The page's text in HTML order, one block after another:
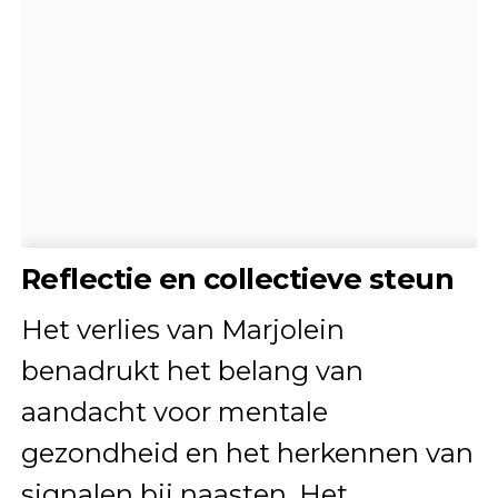
Reflectie en collectieve steun
Het verlies van Marjolein
benadrukt het belang van
aandacht voor mentale
gezondheid en het herkennen van